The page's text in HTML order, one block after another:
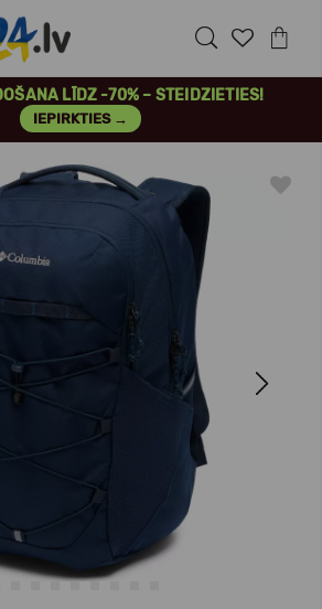
LĪDZ -70% – STEIDZIETIES!
IEPIRKTIES →
Next